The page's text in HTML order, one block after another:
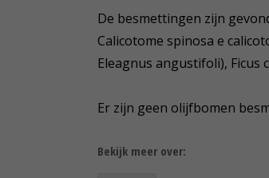
De besmettingen zijn
Calicotome spinosa e
Eleagnus angustifoli), Ficus
Er zijn geen olijfbomen
Bekijk meer over: